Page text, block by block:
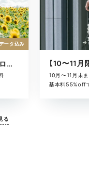
【7〜9月限定】基本料50%off・ロケキャンペーン
ータ込み
10月〜11月末
基本料55%off
る